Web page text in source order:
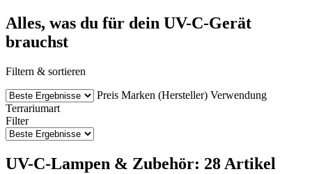
Alles, was du für dein UV-C-Gerät
brauchst
Filtern & sortieren
Preis Marken (Hersteller) Verwendung
Terrariumart
Filter
UV-C-Lampen & Zubehör: 28 Artikel